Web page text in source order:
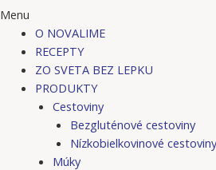
Menu
O NOVALIME
RECEPTY
ZO SVETA BEZ LEPKU
PRODUKTY
Cestoviny
Bezgluténové cestoviny
Nízkobielkovinové cestoviny
Múky